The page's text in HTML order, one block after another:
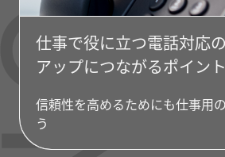
仕事で役に立つ電話対応
アップにつながるポイント
信頼性を高めるためにも仕事用
う